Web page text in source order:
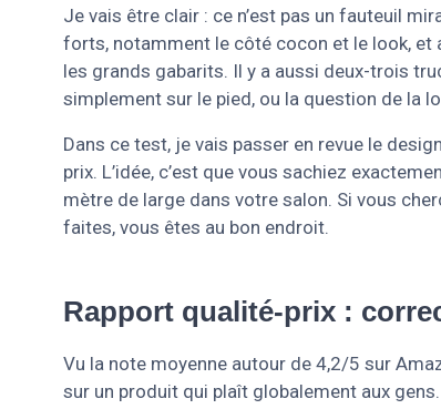
Je vais être clair : ce n’est pas un fauteuil
forts, notamment le côté cocon et le look,
les grands gabarits. Il y a aussi deux-trois
simplement sur le pied, ou la question de la
Dans ce test, je vais passer en revue le
prix. L’idée, c’est que vous sachiez
mètre de large dans votre salon. Si vous
faites, vous êtes au bon endroit.
Rapport qualité-prix :
Vu la note moyenne autour de 4,2/5 sur
sur un produit qui plaît globalement aux